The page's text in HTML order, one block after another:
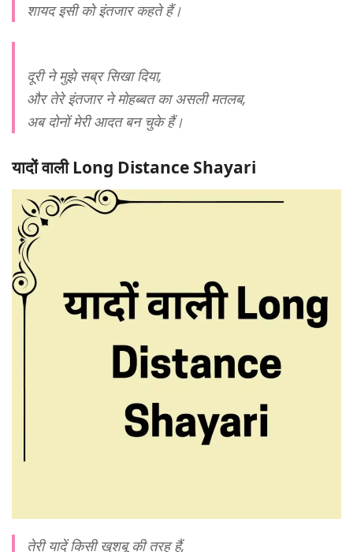
शायद इसी को इंतजार कहते हैं।
दूरी ने मुझे सब्र सिखा दिया,
और तेरे इंतजार ने मोहब्बत का असली मतलब,
अब दोनों मेरी आदत बन चुके हैं।
यादों वाली Long Distance Shayari
तेरी यादें किसी खुशबू की तरह हैं,